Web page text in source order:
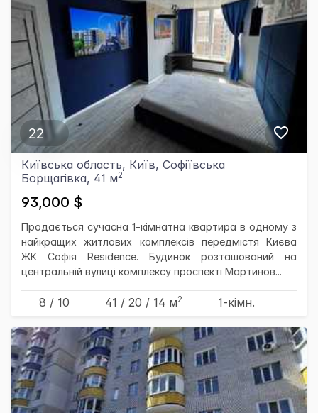
22
Київська область, Київ, Софіївська
Борщагівка, 41 м2
93,000 $
Продається сучасна 1-кімнатна квартира в одному з
найкращих житлових комплексів передмістя Києва
ЖК Софія Residence. Будинок розташований на
центральній вулиці комплексу проспекті Мартинов...
8 / 10 41 / 20 / 14 м2 1-кімн.